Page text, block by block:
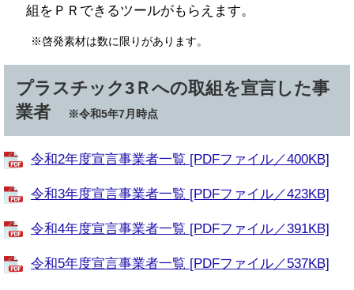
組をＰＲできるツールがもらえます。
※啓発素材は数に限りがあります。
プラスチック3Ｒへの取組を宣言した事
業者
※令和5年7月時点
令和2年度宣言事業者一覧 [PDFファイル／400KB]
令和3年度宣言事業者一覧 [PDFファイル／423KB]
令和4年度宣言事業者一覧 [PDFファイル／391KB]
令和5年度宣言事業者一覧 [PDFファイル／537KB]